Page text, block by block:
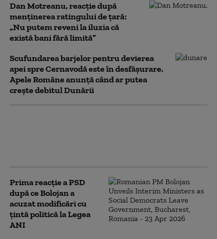
Dan Motreanu, reacție după
menținerea ratingului de țară:
„Nu putem reveni la iluzia că
există bani fără limită”
Scufundarea barjelor pentru devierea
apei spre Cernavodă este în desfășurare.
Apele Române anunță când ar putea
crește debitul Dunării
Prima reacție a PSD
după ce Bolojan a
acuzat modificări cu
țintă politică la Legea
ANI